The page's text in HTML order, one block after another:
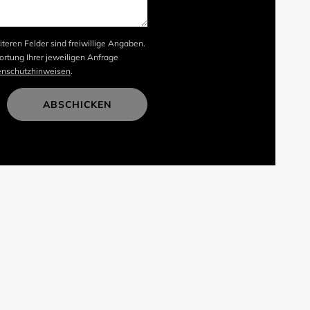
Felder sind freiwillige Angaben.
Ihrer jeweiligen Anfrage
.
ABSCHICKEN